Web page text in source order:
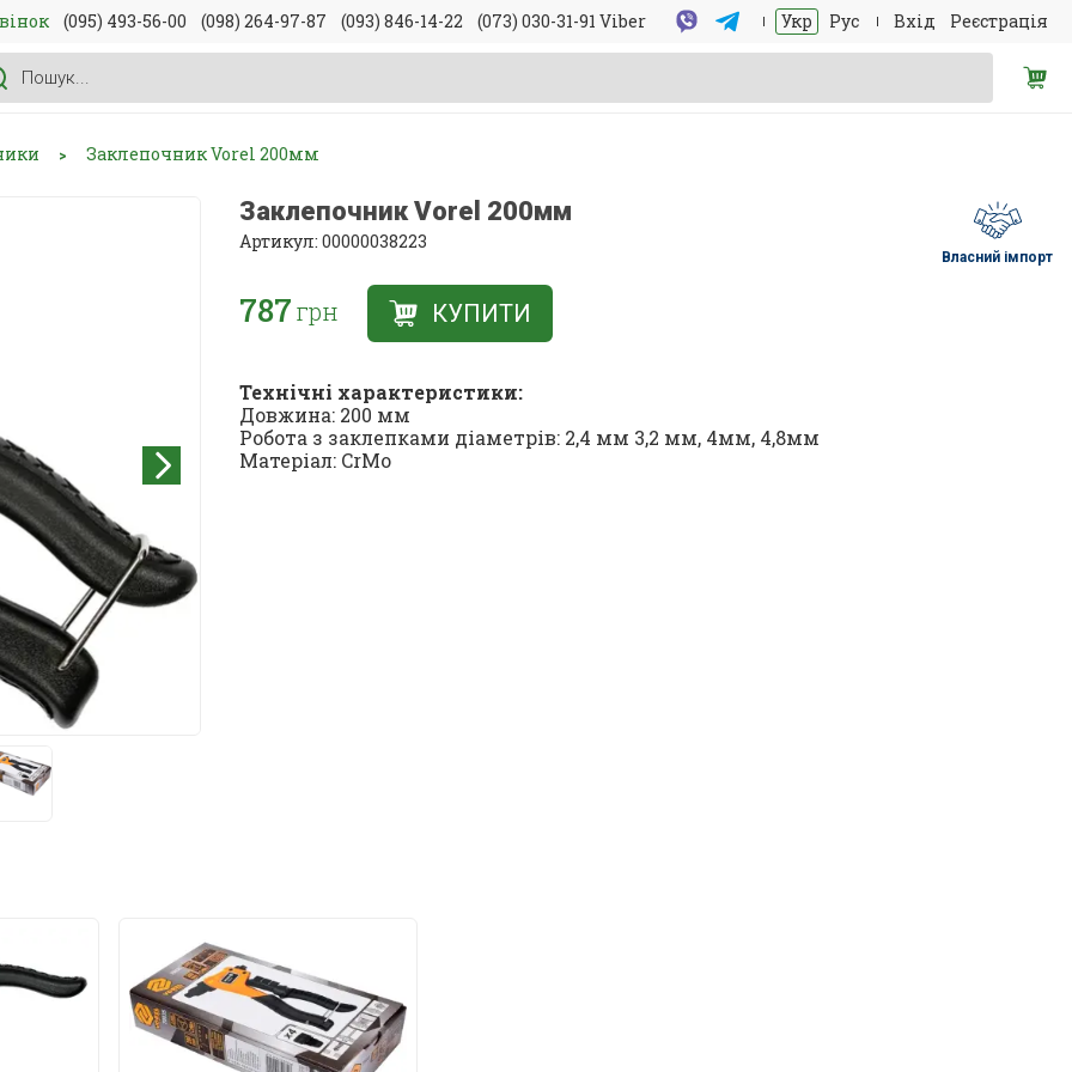
(095) 493-56-00 (098) 264-97-87 (093) 846-14-22 (073) 030-31-91 Viber Укр Рус Вхід Реєстрація
> Заклепочник Vorel 200мм
Заклепочник Vorel 200мм
Артикул: 00000038223
Власний імпорт
787грн КУПИТИ
Технічні характеристики:
Довжина: 200 мм
Робота з заклепками діаметрів: 2,4 мм 3,2 мм, 4мм, 4,8мм
Матеріал: CrMo